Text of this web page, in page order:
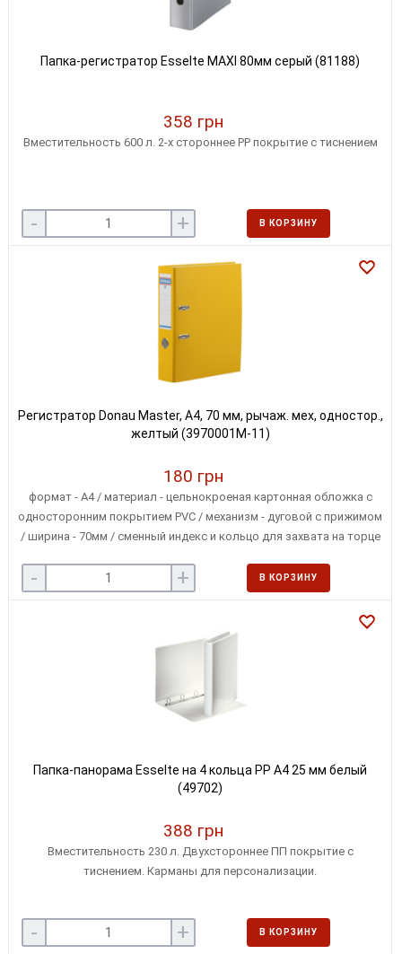
Папка-регистратор Esselte MAXI 80мм серый (81188)
358 грн
Вместительность 600 л. 2-х стороннее PP покрытие с тиснением
- + В КОРЗИНУ
Регистратор Donau Master, А4, 70 мм, рычаж. мех, одностор.,
желтый (3970001M-11)
180 грн
формат - А4 / материал - цельнокроеная картонная обложка с
односторонним покрытием PVC / механизм - дуговой с прижимом
/ ширина - 70мм / сменный индекс и кольцо для захвата на торце
окантовка / цвет - желтый
- + В КОРЗИНУ
Папка-панорама Esselte на 4 кольца РР А4 25 мм белый
(49702)
388 грн
Вместительность 230 л. Двухстороннее ПП покрытие с
тиснением. Карманы для персонализации.
- + В КОРЗИНУ